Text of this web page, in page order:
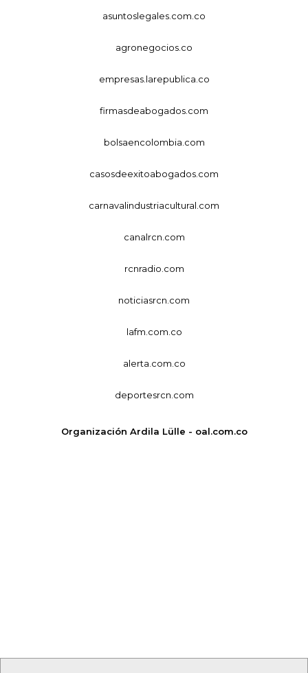
asuntoslegales.com.co
agronegocios.co
empresas.larepublica.co
firmasdeabogados.com
bolsaencolombia.com
casosdeexitoabogados.com
carnavalindustriacultural.com
canalrcn.com
rcnradio.com
noticiasrcn.com
lafm.com.co
alerta.com.co
deportesrcn.com
Organización Ardila Lülle - oal.com.co